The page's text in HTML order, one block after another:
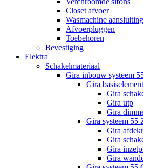
Closet afvoer
Wasmachine
Afvoerpluggen
Toebehoren
Bevestiging
Elektra
Schakelmateriaal
Gira inbouw systeem
Gira
Gira
Gira utp
Gira
Gira systeem 55
Gira
Gira
Gira
Gira